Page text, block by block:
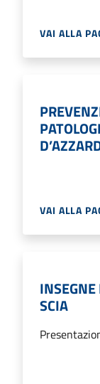
VAI ALLA
VAI ALLA
SCIA